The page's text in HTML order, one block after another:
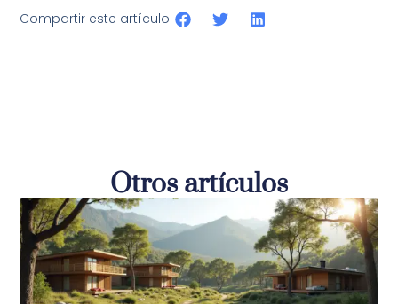
Compartir este artículo:
Otros artículos